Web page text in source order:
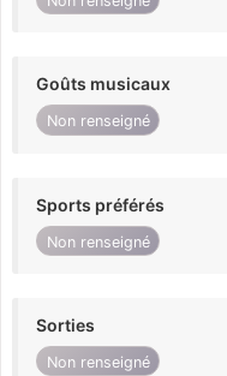
Goûts musicaux
Non renseigné
Sports préférés
Non renseigné
Sorties
Non renseigné